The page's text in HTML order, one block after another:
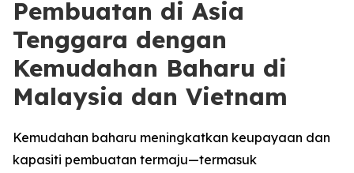
Pembuatan di Asia
Tenggara dengan
Kemudahan Baharu di
Malaysia dan Vietnam
Kemudahan baharu meningkatkan keupayaan dan
kapasiti pembuatan termaju—termasuk